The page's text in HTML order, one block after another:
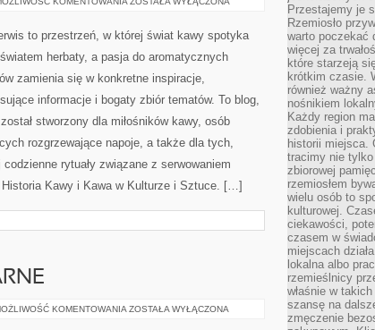
to przestrzeń, w której świat kawy spotyka
herbaty, a pasja do aromatycznych
zamienia się w konkretne inspiracje,
informacje i bogaty zbiór tematów. To blog,
stworzony dla miłośników kawy, osób
rozgrzewające napoje, a także dla tych,
rytuały związane z serwowaniem
Kawy i Kawa w Kulturze i Sztuce. […]
KOMENTOWANIA CIEKAWOSTKI
ZOSTAŁA WYŁĄCZONA
Przestajemy je
Rzemiosło
warto poczekać
więcej za
które starzeją
krótkim czasie.
również ważny
nośnikiem
Każdy region
zdobienia i
historii miejsca.
tracimy nie
zbiorowej
rzemiosłem
wielu osób to
kulturowej.
ciekawości,
czasem w
miejscach
lokalna albo
rzemieślnicy
właśnie w
szansę na
zmęczenie